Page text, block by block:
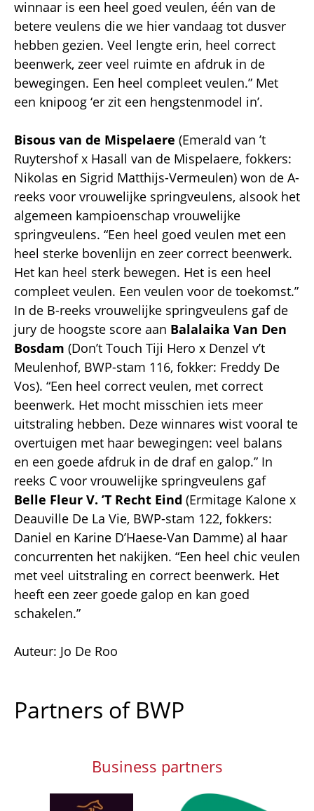
winnaar is een heel goed veulen, één van de
betere veulens die we hier vandaag tot dusver
hebben gezien. Veel lengte erin, heel correct
beenwerk, zeer veel ruimte en afdruk in de
bewegingen. Een heel compleet veulen.” Met
een knipoog ‘er zit een hengstenmodel in’.
Bisous van de Mispelaere (Emerald van ’t
Ruytershof x Hasall van de Mispelaere, fokkers:
Nikolas en Sigrid Matthijs-Vermeulen) won de A-
reeks voor vrouwelijke springveulens, alsook het
algemeen kampioenschap vrouwelijke
springveulens. “Een heel goed veulen met een
heel sterke bovenlijn en zeer correct beenwerk.
Het kan heel sterk bewegen. Het is een heel
compleet veulen. Een veulen voor de toekomst.”
In de B-reeks vrouwelijke springveulens gaf de
jury de hoogste score aan Balalaika Van Den
Bosdam (Don’t Touch Tiji Hero x Denzel v’t
Meulenhof, BWP-stam 116, fokker: Freddy De
Vos). “Een heel correct veulen, met correct
beenwerk. Het mocht misschien iets meer
uitstraling hebben. Deze winnares wist vooral te
overtuigen met haar bewegingen: veel balans
en een goede afdruk in de draf en galop.” In
reeks C voor vrouwelijke springveulens gaf
Belle Fleur V. ’T Recht Eind (Ermitage Kalone x
Deauville De La Vie, BWP-stam 122, fokkers:
Daniel en Karine D’Haese-Van Damme) al haar
concurrenten het nakijken. “Een heel chic veulen
met veel uitstraling en correct beenwerk. Het
heeft een zeer goede galop en kan goed
schakelen.”
Auteur: Jo De Roo
Partners of BWP
Business partners
Afbeelding Afbeelding